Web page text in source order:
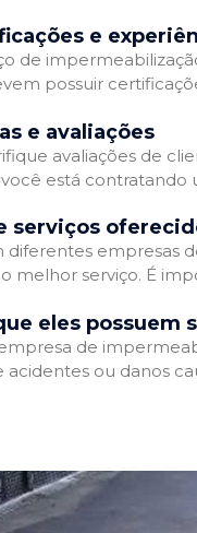
e
de
possuir
e avaliações
avaliações de
está
serviços
diferentes empresas
melhor serviço. É
eles possuem
de
acidentes ou danos